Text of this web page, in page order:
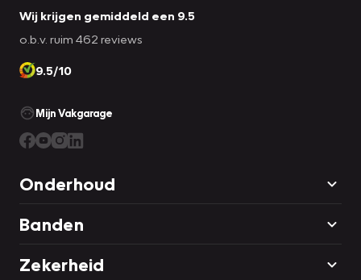
Wij krijgen gemiddeld een 9.5
o.b.v. ruim 462 reviews
9.5/10
Mijn Vakgarage
Onderhoud
Banden
Zekerheid